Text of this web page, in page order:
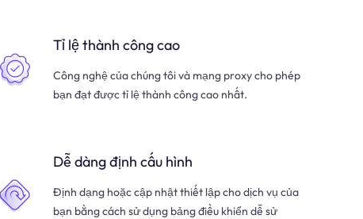
Tỉ lệ thành công cao
Công nghệ của chúng tôi và mạng proxy cho phép
bạn đạt được tỉ lệ thành công cao nhất.
Dễ dàng định cấu hình
Định dạng hoặc cập nhật thiết lập cho dịch vụ của
bạn bằng cách sử dụng bảng điều khiển dễ sử